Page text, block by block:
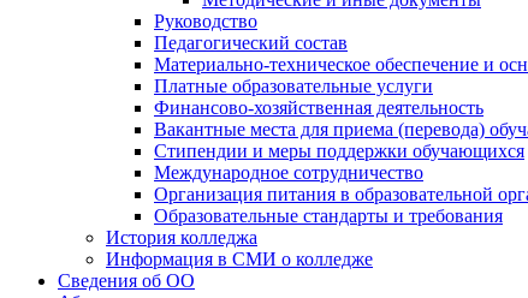
Руководство
Педагогический состав
Материально-техническое обеспечение и
Платные образовательные услуги
Финансово-хозяйственная деятельность
Вакантные места для приема (перевода)
Стипендии и меры поддержки обучающихся
Международное сотрудничество
Организация питания в образовательной
Образовательные стандарты и требования
История колледжа
Информация в СМИ о колледже
Сведения об ОО